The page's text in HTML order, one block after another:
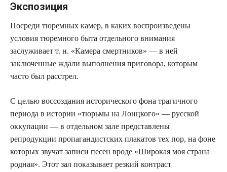
Экспозиция
Посреди тюремных камер, в каких воспроизведены
условия тюремного быта отдельного внимания
заслуживает т. н. «Камера смертников» — в ней
заключенные ждали выполнения приговора, которым
часто был расстрел.
С целью воссоздания исторического фона трагичного
периода в истории «тюрьмы на Лонцкого» — русской
оккупации — в отдельном зале представлены
репродукции пропагандистских плакатов тех пор, на фоне
которых звучат записи песен вроде «Широкая моя страна
родная». Этот зал показывает резкий контраст